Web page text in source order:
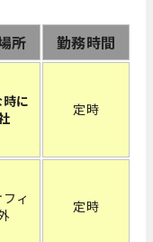
所
勤務時間
に
定時
ィ
定時